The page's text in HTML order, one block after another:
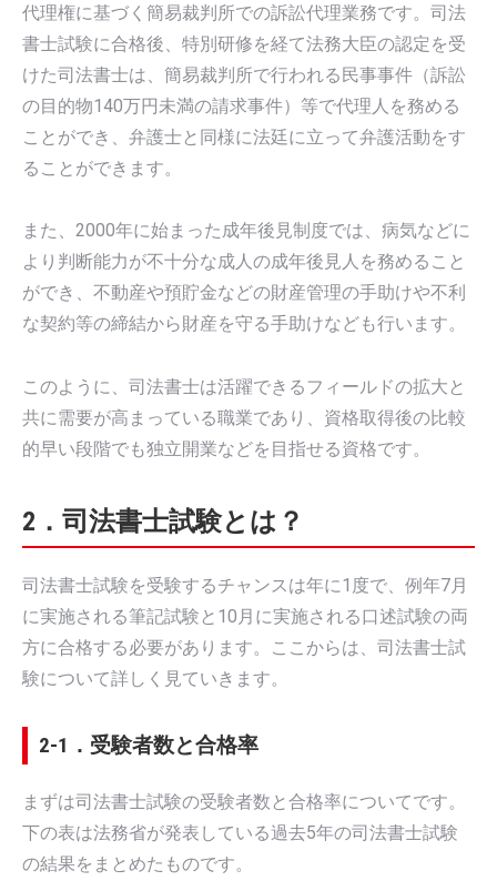
代理権に基づく簡易裁判所での訴訟代理業務です。司法
書士試験に合格後、特別研修を経て法務大臣の認定を受
けた司法書士は、簡易裁判所で行われる民事事件（訴訟
の目的物140万円未満の請求事件）等で代理人を務める
ことができ、弁護士と同様に法廷に立って弁護活動をす
ることができます。
また、2000年に始まった成年後見制度では、病気などに
より判断能力が不十分な成人の成年後見人を務めること
ができ、不動産や預貯金などの財産管理の手助けや不利
な契約等の締結から財産を守る手助けなども行います。
このように、司法書士は活躍できるフィールドの拡大と
共に需要が高まっている職業であり、資格取得後の比較
的早い段階でも独立開業などを目指せる資格です。
2．司法書士試験とは？
司法書士試験を受験するチャンスは年に1度で、例年7月
に実施される筆記試験と10月に実施される口述試験の両
方に合格する必要があります。ここからは、司法書士試
験について詳しく見ていきます。
2-1．受験者数と合格率
まずは司法書士試験の受験者数と合格率についてです。
下の表は法務省が発表している過去5年の司法書士試験
の結果をまとめたものです。